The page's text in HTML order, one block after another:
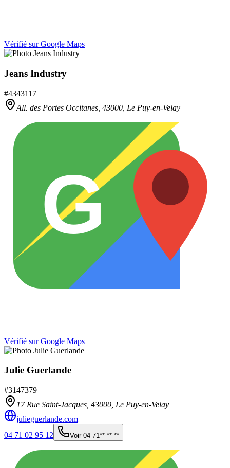
Vérifié sur Google Maps
Jeans Industry
#4343117
All. des Portes Occitanes, 43000 Le Puy-en-Velay
G
Vérifié sur Google Maps
Julie Guerlande
#3147379
17 Rue Saint-Jacques, 43000 Le Puy-en-Velay
julieguerlande.com
04 71 02 95 12
Voir 04 71** ** **